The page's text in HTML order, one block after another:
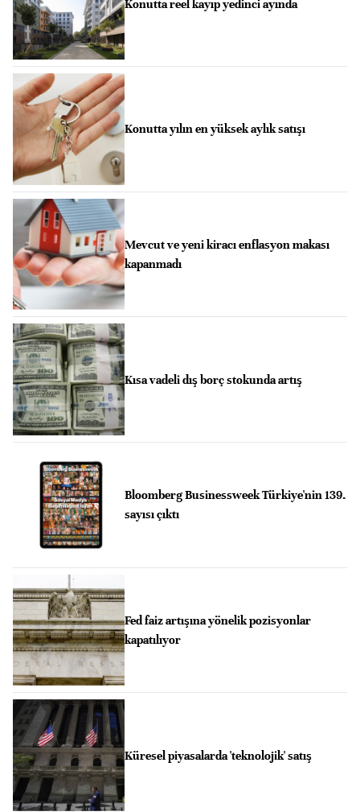
Konutta reel kayıp yedinci ayında
Konutta yılın en yüksek aylık satışı
Mevcut ve yeni kiracı enflasyon makası
kapanmadı
Kısa vadeli dış borç stokunda artış
Bloomberg Businessweek Türkiye'nin 139.
sayısı çıktı
Fed faiz artışına yönelik pozisyonlar
kapatılıyor
Küresel piyasalarda 'teknolojik' satış